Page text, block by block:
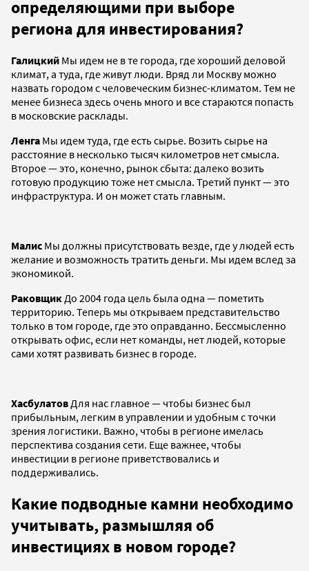
определяющими при выборе
региона для инвестирования?
Галицкий Мы идем не в те города, где хороший деловой
климат, а туда, где живут люди. Вряд ли Москву можно
назвать городом с человеческим бизнес-климатом. Тем не
менее бизнеса здесь очень много и все стараются попасть
в московские расклады.
Ленга Мы идем туда, где есть сырье. Возить сырье на
расстояние в несколько тысяч километров нет смысла.
Второе — это, конечно, рынок сбыта: далеко возить
готовую продукцию тоже нет смысла. Третий пункт — это
инфраструктура. И он может стать главным.
Малис Мы должны присутствовать везде, где у людей есть
желание и возможность тратить деньги. Мы идем вслед за
экономикой.
Раковщик До 2004 года цель была одна — пометить
территорию. Теперь мы открываем представительство
только в том городе, где это оправданно. Бессмысленно
открывать офис, если нет команды, нет людей, которые
сами хотят развивать бизнес в городе.
Хасбулатов Для нас главное — чтобы бизнес был
прибыльным, легким в управлении и удобным с точки
зрения логистики. Важно, чтобы в регионе имелась
перспектива создания сети. Еще важнее, чтобы
инвестиции в регионе приветствовались и
поддерживались.
Какие подводные камни необходимо
учитывать, размышляя об
инвестициях в новом городе?